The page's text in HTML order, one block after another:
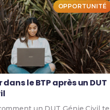
OPPORTUNITÉ
le BTP après un DUT